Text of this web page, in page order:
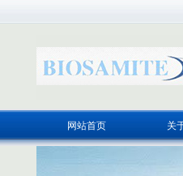
网站首页 关